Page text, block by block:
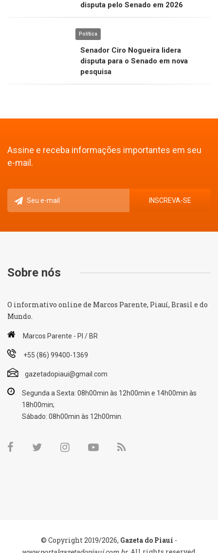
disputa pelo Senado em 2026
Política
Senador Ciro Nogueira lidera
disputa para o Senado em nova
pesquisa
Assine e receba informações importantes em seu
e-mail.
Sobre nós
O informativo online de Marcos Parente, Piauí, Brasil e do
Mundo.
Marcos Parente - PI / BR
+55 (86) 99400-1369
gazetadopiaui@gmail.com
Segunda a Sexta: 08h00min às 12h00min e 14h00min às
18h00min;
Sábado: 08h00min às 12h00min.
© Copyright 2019/2026, Gazeta do Piauí -